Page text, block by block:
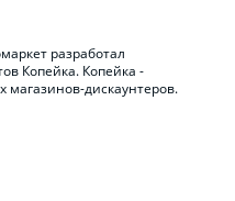
разработал
Копейка. Копейка -
магазинов-дискаунтеров.